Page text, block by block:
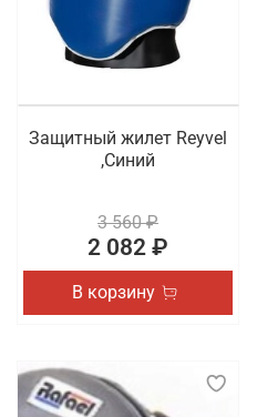
Защитный жилет Reyvel
,Синий
3 560 ₽
2 082 ₽
В корзину